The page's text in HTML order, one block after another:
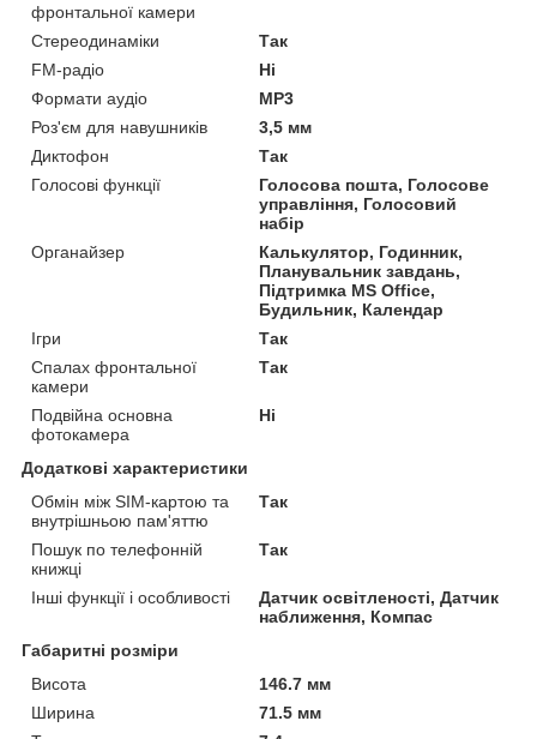
фронтальної камери
Стереодинаміки
Так
FM-радіо
Ні
Формати аудіо
MP3
Роз'єм для навушників
3,5 мм
Диктофон
Так
Голосові функції
Голосова пошта, Голосове
управління, Голосовий
набір
Органайзер
Калькулятор, Годинник,
Планувальник завдань,
Підтримка MS Office,
Будильник, Календар
Ігри
Так
Спалах фронтальної
камери
Так
Подвійна основна
фотокамера
Ні
Додаткові характеристики
Обмін між SIM-картою та
внутрішньою пам'яттю
Так
Пошук по телефонній
книжці
Так
Інші функції і особливості
Датчик освітленості, Датчик
наближення, Компас
Габаритні розміри
Висота
146.7 мм
Ширина
71.5 мм